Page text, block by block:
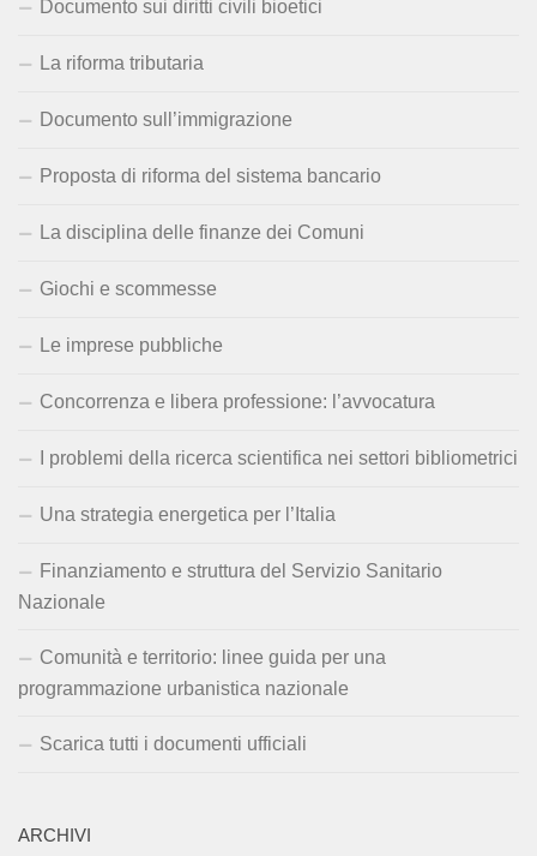
Documento sui diritti civili bioetici
La riforma tributaria
Documento sull’immigrazione
Proposta di riforma del sistema bancario
La disciplina delle finanze dei Comuni
Giochi e scommesse
Le imprese pubbliche
Concorrenza e libera professione: l’avvocatura
I problemi della ricerca scientifica nei settori bibliometrici
Una strategia energetica per l’Italia
Finanziamento e struttura del Servizio Sanitario
Nazionale
Comunità e territorio: linee guida per una
programmazione urbanistica nazionale
Scarica tutti i documenti ufficiali
ARCHIVI